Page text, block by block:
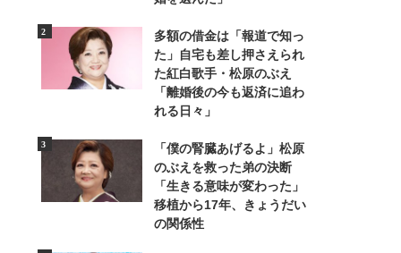
多額の借金は「報道で知っ
た」自宅も差し押さえられ
た紅白歌手・松原のぶえ
「離婚後の今も返済に追わ
れる日々」
「僕の腎臓あげるよ」松原
のぶえを救った弟の決断
「生きる意味が変わった」
移植から17年、きょうだい
の関係性